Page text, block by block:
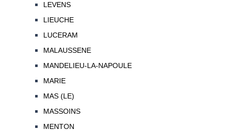
LEVENS
LIEUCHE
LUCERAM
MALAUSSENE
MANDELIEU-LA-NAPOULE
MARIE
MAS (LE)
MASSOINS
MENTON